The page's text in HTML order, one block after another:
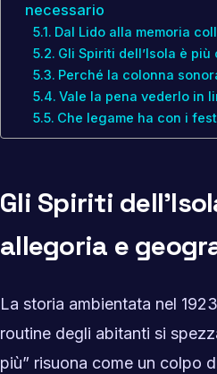
necessario
Dal Lido alla memoria
Gli Spiriti dell’Isola è più
Perché la colonna
Vale la pena vederlo in
Che legame ha con i
Gli Spiriti
allegoria e
La storia ambientata nel
routine degli abitanti si
più” risuona come un colpo